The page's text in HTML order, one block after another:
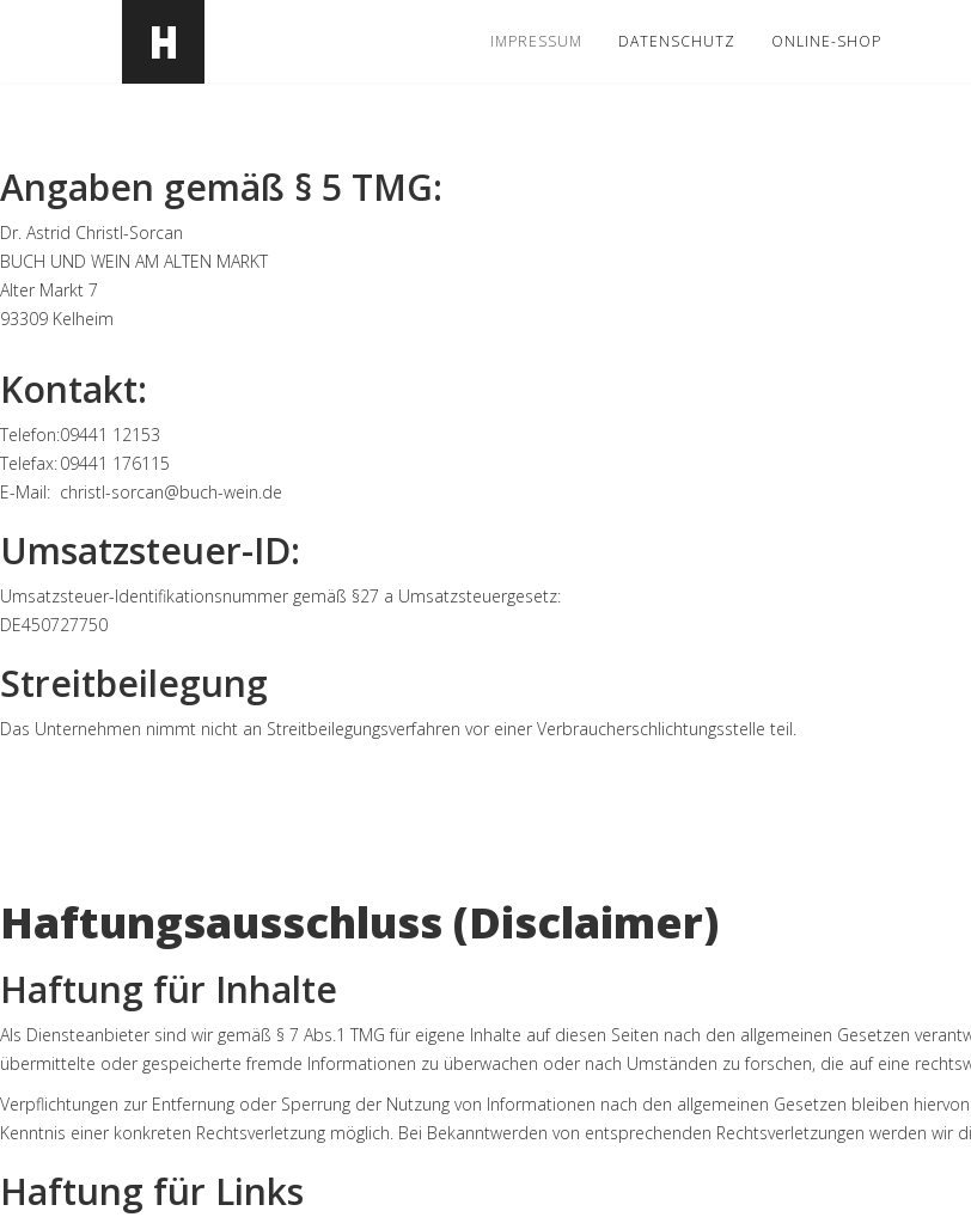
IMPRESSUM DATENSCHUTZ ONLINE-SHOP
Angaben gemäß § 5 TMG:
Dr. Astrid Christl-Sorcan
BUCH UND WEIN AM ALTEN MARKT
Alter Markt 7
93309 Kelheim
Kontakt:
Telefon:09441 12153
Telefax:09441 176115
E-Mail: christl-sorcan@buch-wein.de
Umsatzsteuer-ID:
Umsatzsteuer-Identifikationsnummer gemäß §27 a Umsatzsteuergesetz:
DE450727750
Streitbeilegung
Das Unternehmen nimmt nicht an Streitbeilegungsverfahren vor einer Verbraucherschlichtungsstelle teil.
Haftungsausschluss (Disclaimer)
Haftung für Inhalte
Als Diensteanbieter sind wir gemäß § 7 Abs.1 TMG für eigene Inhalte auf diesen Seiten nach den allgemeinen Gesetzen
übermittelte oder gespeicherte fremde Informationen zu überwachen oder nach Umständen zu forschen, die auf eine
Verpflichtungen zur Entfernung oder Sperrung der Nutzung von Informationen nach den allgemeinen Gesetzen bleiben
Kenntnis einer konkreten Rechtsverletzung möglich. Bei Bekanntwerden von entsprechenden Rechtsverletzungen werden wir
Haftung für Links